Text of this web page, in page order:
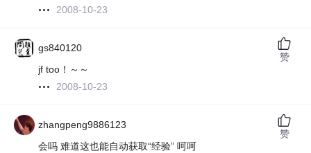
2008-10-23
gs840120
jf too！～～
2008-10-23
赞
zhangpeng9886123
会吗 难道这也能自动获取“经验” 呵呵
赞